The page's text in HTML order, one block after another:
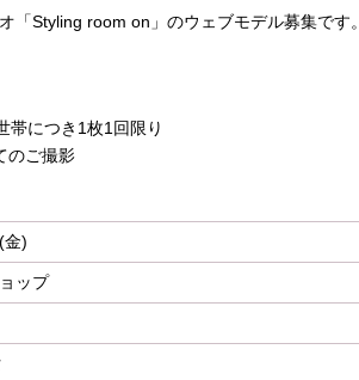
「Styling room on」のウェブモデル募集です。
につき1枚1回限り
のご撮影
金)
ップ